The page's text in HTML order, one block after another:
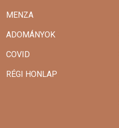
MENZA
ADOMÁNYOK
COVID
RÉGI HONLAP